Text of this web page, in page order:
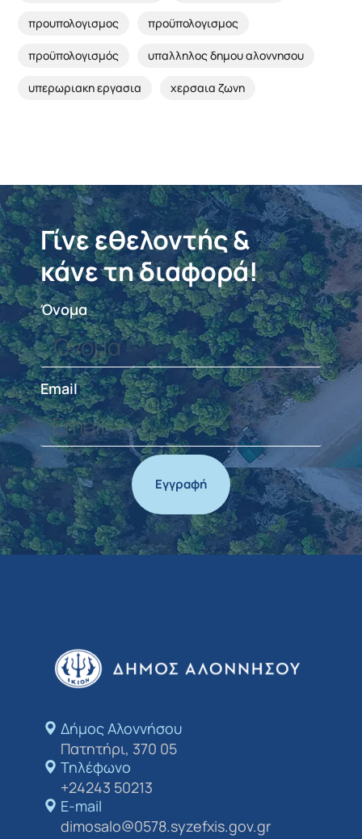
προυπολογισμος προϋπολογισμος
προϋπολογισμός υπαλληλος δημου αλοννησου
υπερωριακη εργασια χερσαια ζωνη
Γίνε εθελοντής &
κάνε τη διαφορά!
Όνομα
Email
Εγγραφή
Δήμος Αλοννήσου​
Πατητήρι, 370 05
Τηλέφωνο
+24243 50213
E-mail
dimosalo@0578.syzefxis.gov.gr